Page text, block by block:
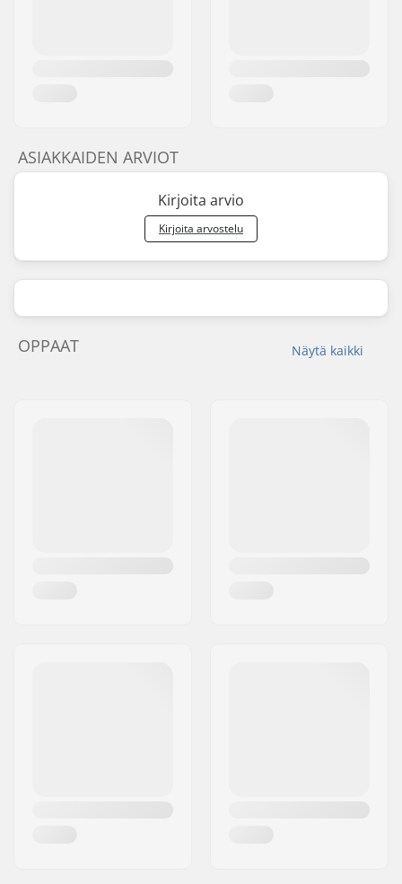
ASIAKKAIDEN ARVIOT
Kirjoita arvio
Kirjoita arvostelu
Näytä kaikki
OPPAAT